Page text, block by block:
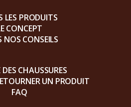
LES PRODUITS
CONCEPT
NOS CONSEILS
DES CHAUSSURES
UN PRODUIT
FAQ